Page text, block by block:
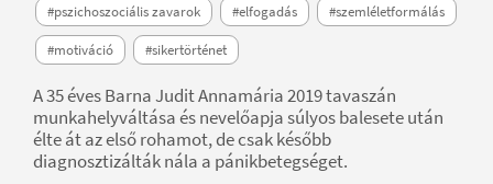
#pszichoszociális zavarok #elfogadás #szemléletformálás
#motiváció #sikertörténet
A 35 éves Barna Judit Annamária 2019 tavaszán
munkahelyváltása és nevelőapja súlyos balesete után
élte át az első rohamot, de csak később
diagnosztizálták nála a pánikbetegséget.